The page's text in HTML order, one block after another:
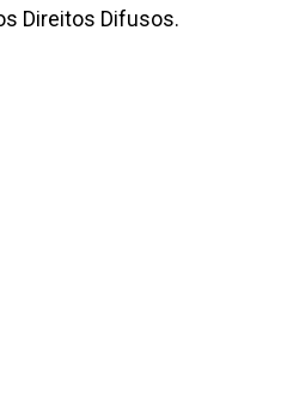
Direitos Difusos.